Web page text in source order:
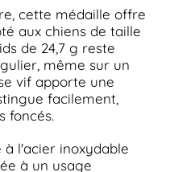
cette médaille offre
aux chiens de taille
de 24,7 g reste
même sur un
vif apporte une
facilement,
foncés.
à l'acier inoxydable
à un usage